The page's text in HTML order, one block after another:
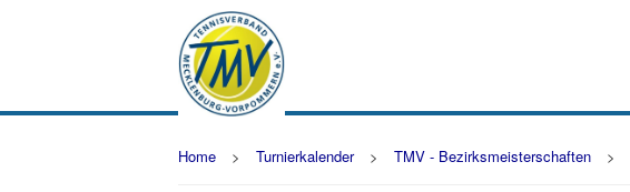
Home > Turnierkalender > TMV - Bezirksmeisterschaften >